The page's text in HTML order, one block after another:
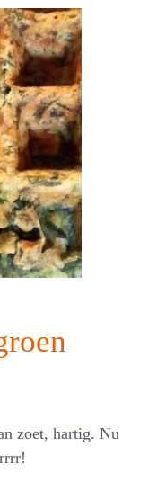
zoet, hartig. Nu